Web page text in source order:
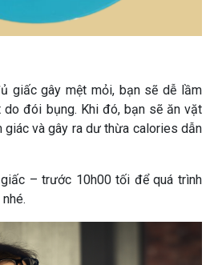
giấc gây mệt mỏi, bạn sẽ dễ lầm
đói bụng. Khi đó, bạn sẽ ăn vặt
giác và gây ra dư thừa calories dẫn
– trước 10h00 tối để quá trình